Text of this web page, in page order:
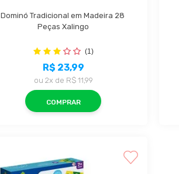
Dominó Tradicional em Madeira 28
Peças Xalingo
(1)
R$ 23,99
ou 2x de R$ 11,99
COMPRAR